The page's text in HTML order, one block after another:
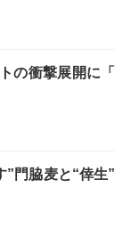
の衝撃展開に
”門脇麦と“倖生